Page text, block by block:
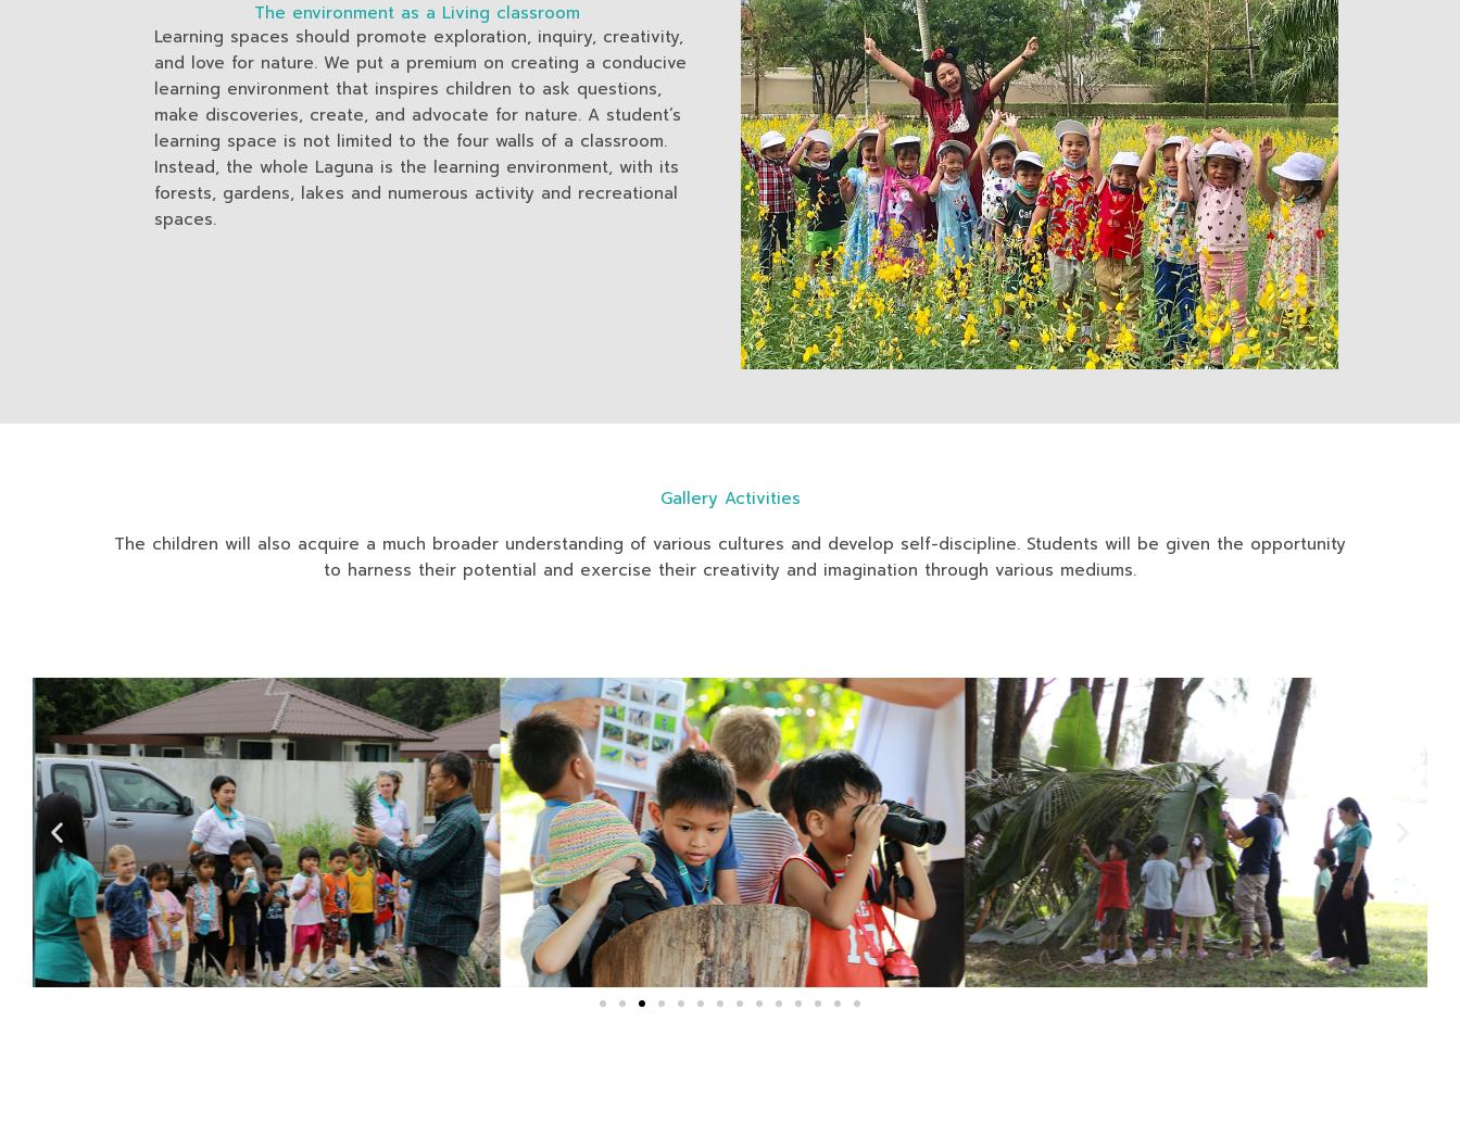
The environment as a Living classroom
Learning spaces should promote exploration, inquiry, creativity,
and love for nature. We put a premium on creating a conducive
learning environment that inspires children to ask questions,
make discoveries, create, and advocate for nature. A student’s
learning space is not limited to the four walls of a classroom.
Instead, the whole Laguna is the learning environment, with its
forests, gardens, lakes and numerous activity and recreational
spaces.
Gallery Activities
The children will also acquire a much broader understanding of various cultures and develop self-discipline. Students will be given the opportunity
to harness their potential and exercise their creativity and imagination through various mediums.